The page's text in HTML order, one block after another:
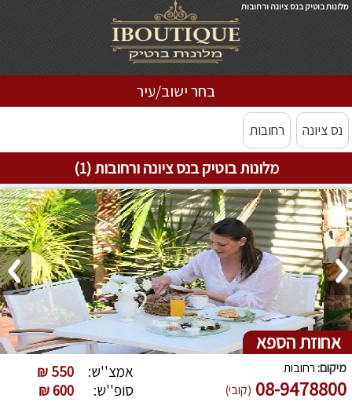
מלונות בוטיק בנס ציונה ורחובות
בחר ישוב/עיר
נס ציונה רחובות
מלונות בוטיק בנס ציונה ורחובות (1)
אחוזת הספא
מיקום:רחובות
08-9478800 (קובי)
אמצ''ש:
550 ₪
סופ''ש:
600 ₪